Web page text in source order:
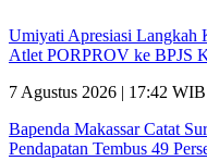
Umiyati Apresiasi Langkah
Atlet PORPROV ke BPJS
7 Agustus 2026 | 17:42 WIB
Bapenda Makassar Catat
Pendapatan Tembus 49